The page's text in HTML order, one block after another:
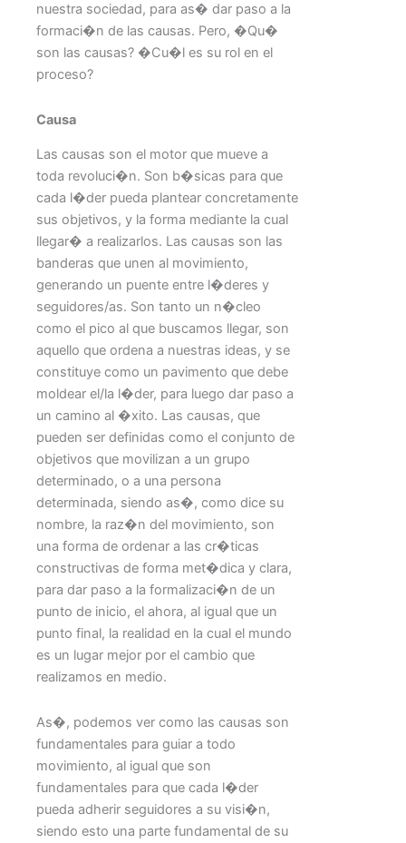
nuestra sociedad, para as� dar paso a la
formaci�n de las causas. Pero, �Qu�
son las causas? �Cu�l es su rol en el
proceso?
Causa
Las causas son el motor que mueve a
toda revoluci�n. Son b�sicas para que
cada l�der pueda plantear concretamente
sus objetivos, y la forma mediante la cual
llegar� a realizarlos. Las causas son las
banderas que unen al movimiento,
generando un puente entre l�deres y
seguidores/as. Son tanto un n�cleo
como el pico al que buscamos llegar, son
aquello que ordena a nuestras ideas, y se
constituye como un pavimento que debe
moldear el/la l�der, para luego dar paso a
un camino al �xito. Las causas, que
pueden ser definidas como el conjunto de
objetivos que movilizan a un grupo
determinado, o a una persona
determinada, siendo as�, como dice su
nombre, la raz�n del movimiento, son
una forma de ordenar a las cr�ticas
constructivas de forma met�dica y clara,
para dar paso a la formalizaci�n de un
punto de inicio, el ahora, al igual que un
punto final, la realidad en la cual el mundo
es un lugar mejor por el cambio que
realizamos en medio.
As�, podemos ver como las causas son
fundamentales para guiar a todo
movimiento, al igual que son
fundamentales para que cada l�der
pueda adherir seguidores a su visi�n,
siendo esto una parte fundamental de su